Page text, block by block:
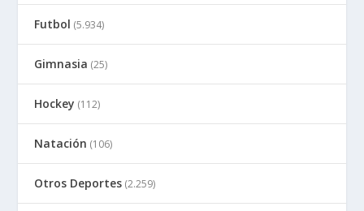
Futbol (5.934)
Gimnasia (25)
Hockey (112)
Natación (106)
Otros Deportes (2.259)